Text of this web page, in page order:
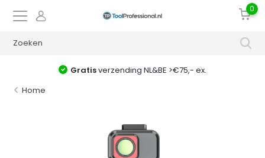
0
Gratisverzending NL&BE >€75,- ex.
Home